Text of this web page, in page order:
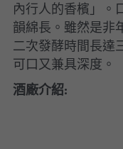
內行人的香檳」。
韻綿長。雖然是非
二次發酵時間長達
可口又兼具深度。
酒廠介紹:
阿根廷｜日常選酒
阿根廷｜收藏級